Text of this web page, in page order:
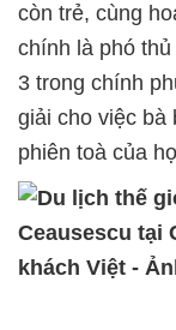
còn trẻ, cùng
chính là phó
3 trong chính
giải cho việc bà
phiên toà của